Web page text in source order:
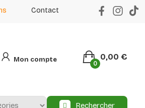
Contact
Mon compte 0,00 €
0
Rechercher